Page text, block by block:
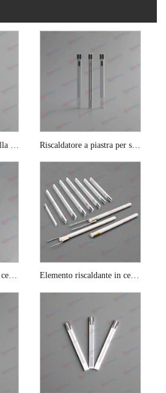
Elemento riscaldante in ceramica con sensore di ossigeno al nitruro di silicio da 1 ohm Elemento riscaldante in ceramica per sensore di ossigeno dell'automobile